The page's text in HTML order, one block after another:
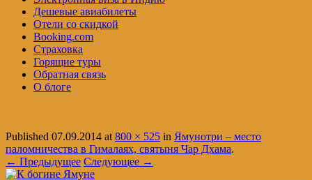
Дешевые авиабилеты
Отели со скидкой
Booking.com
Страховка
Горящие туры
Обратная связь
О блоге
Published 07.09.2014 at800 × 525 in Ямунотри – место
паломничества в Гималаях, святыня Чар Дхама.
← Предыдущее Следующее →